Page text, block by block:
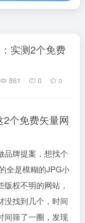
实测2个免费
861 0 0
个免费矢量网
品牌提案，想找个
全是模糊的JPG小
权不明的网站，
没找到几个，时间
间筛了一圈，发现